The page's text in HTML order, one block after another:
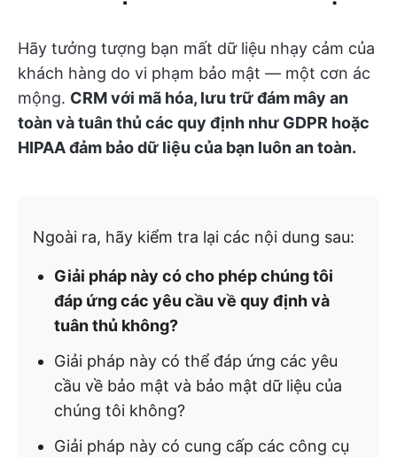
Hãy tưởng tượng bạn mất dữ liệu nhạy cảm của
khách hàng do vi phạm bảo mật — một cơn ác
mộng. CRM với mã hóa, lưu trữ đám mây an
toàn và tuân thủ các quy định như GDPR hoặc
HIPAA đảm bảo dữ liệu của bạn luôn an toàn.
Ngoài ra, hãy kiểm tra lại các nội dung sau:
Giải pháp này có cho phép chúng tôi
đáp ứng các yêu cầu về quy định và
tuân thủ không?
Giải pháp này có thể đáp ứng các yêu
cầu về bảo mật và bảo mật dữ liệu của
chúng tôi không?
Giải pháp này có cung cấp các công cụ